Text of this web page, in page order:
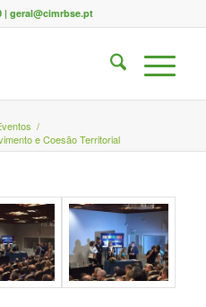
| geral@cimrbse.pt
/
e Coesão Territorial